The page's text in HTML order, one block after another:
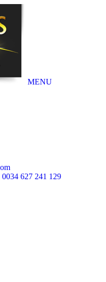
MENU
0034 627 241 129